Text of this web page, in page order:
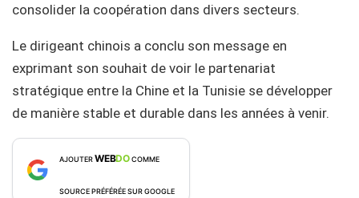
consolider la coopération dans divers secteurs.
Le dirigeant chinois a conclu son message en
exprimant son souhait de voir le partenariat
stratégique entre la Chine et la Tunisie se développer
de manière stable et durable dans les années à venir.
AJOUTERWEBDOCOMME
SOURCE PRÉFÉRÉE SUR GOOGLE